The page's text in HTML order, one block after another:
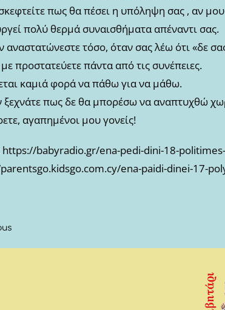
πως θα πέσει η υπόληψη σας , αν
πολύ θερμά συναισθήματα απέναντι σας.
αναστατώνεστε τόσο, όταν σας λέω ότι «δε
προστατεύετε πάντα από τις συνέπειες.
καμιά φορά να πάθω για να μάθω.
πως δε θα μπορέσω να αναπτυχθώ
αγαπημένοι μου γονείς!
https://babyradio.gr/ena-pedi-dini-18-
ena-paidi-dinei-17-